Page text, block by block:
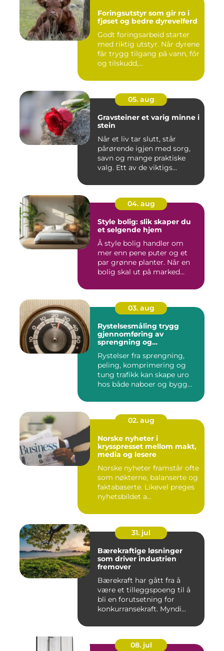
Foringsutstyr som gir ro i
fjøset og bedre dyrevelferd
Godt foringsarbeid starter
med riktig utstyr. Når dyrene
får trygg tilgang på vann, fôr
og tilskudd,...
05. aug
Gravsteiner et varig minne i
stein
Når et liv tar slutt, står
pårørende igjen med sorg,
savn og mange praktiske
valg. Ett av de viktigs...
04. aug
Style bolig: slik skaper du
et selgende hjem
Å style bolig handler om
mer enn pene puter og et
par grønne planter. Når en
bolig skal ut på marked...
03. aug
Rystelsesmåling trygg
gjennomføring av
sprengning og
Rystelser fra sprengning,
peling, komprimering og
tung trafikk kan skape uro
hos både naboer og bygg...
02. aug
Norske nyheter i
krysspresset mellom makt,
media og lesere
Norske nyheter framstår ofte
som nøkterne, balanserte og
faktabaserte. Likevel preges
nyhetsbildet a...
31. jul
Bærekraftige løsninger
som driver industrien
fremover
Bærekraft har gått fra å
være et tilleggspoeng til å
bli en forutsetning for
konkurransekraft. Myndi...
08. jul